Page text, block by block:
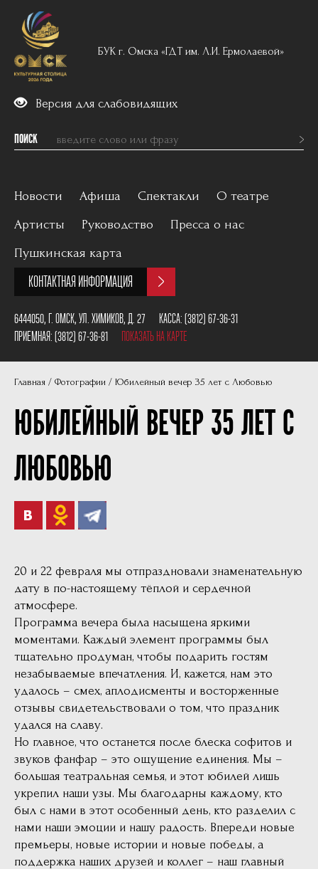
БУК г. Омска «ГДТ им. Л.И. Ермолаевой»
Версия для слабовидящих
ПОИСК
Новости Афиша Спектакли
Вечерний репертуар
Пушкинская карта
О театре
История
Наши партнеры
Документы
Фотографии
Артисты Руководство
Пресса о нас
Пушкинская карта
КОНТАКТНАЯ ИНФОРМАЦИЯ
6444050, Г. ОМСК, УЛ. ХИМИКОВ, Д. 27 КАССА:(3812) 67-36-31
ПРИЕМНАЯ:(3812) 67-36-81 ПОКАЗАТЬ НА КАРТЕ
Главная Фотографии Юбилейный вечер 35 лет с Любовью
ЮБИЛЕЙНЫЙ ВЕЧЕР 35 ЛЕТ С
ЛЮБОВЬЮ
20 и 22 февраля мы отпраздновали знаменательную
дату в по-настоящему тёплой и сердечной
атмосфере.
Программа вечера была насыщена яркими
моментами. Каждый элемент программы был
тщательно продуман, чтобы подарить гостям
незабываемые впечатления. И, кажется, нам это
удалось – смех, аплодисменты и восторженные
отзывы свидетельствовали о том, что праздник
удался на славу.
Но главное, что останется после блеска софитов и
звуков фанфар – это ощущение единения. Мы –
большая театральная семья, и этот юбилей лишь
укрепил наши узы. Мы благодарны каждому, кто
был с нами в этот особенный день, кто разделил с
нами наши эмоции и нашу радость. Впереди новые
премьеры, новые истории и новые победы, а
поддержка наших друзей и коллег – наш главный